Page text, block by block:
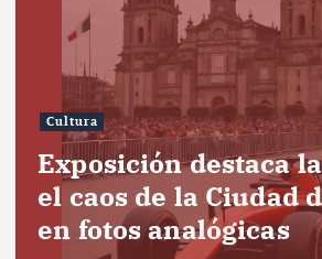
Cultura
Exposición destaca
el caos de la Ciudad
en fotos analógicas